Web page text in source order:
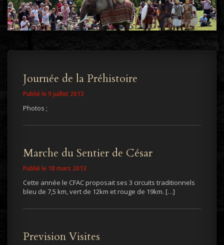
Journée de la Préhistoire
Publié le 9 juillet 2013
Photos ;
Marche du Sentier de César
Publié le 18 mars 2013
Cette année le CFAC proposait ses 3 circuits traditionnels
bleu de 7,5 km, vert de 12km et rouge de 19km. […]
Prevision Visites